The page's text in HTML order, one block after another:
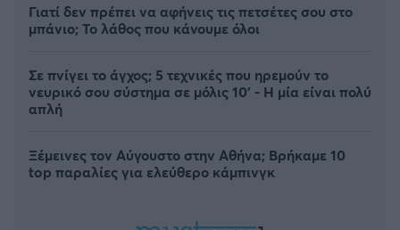
Γιατί δεν πρέπει να αφήνεις τις πετσέτες σου στο
μπάνιο; Το λάθος που κάνουμε όλοι
Σε πνίγει το άγχος; 5 τεχνικές που ηρεμούν το
νευρικό σου σύστημα σε μόλις 10' - Η μία είναι πολύ
απλή
Ξέμεινες τον Αύγουστο στην Αθήνα; Βρήκαμε 10
top παραλίες για ελεύθερο κάμπινγκ